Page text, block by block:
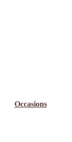
Occasions